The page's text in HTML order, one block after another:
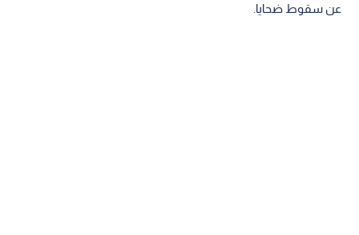
عن سقوط ضحايا.